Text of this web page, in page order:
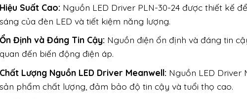
Hiệu Suất Cao: Nguồn LED Driver PLN-30-24 được thiết kế
sáng của đèn LED và tiết kiệm năng lượng.
Ổn Định và Đáng Tin Cậy: Nguồn điện ổn định và đáng tin
quan đến biến động điện áp.
Chất Lượng Nguồn LED Driver Meanwell: Nguồn LED Driver
sản phẩm chất lượng, đảm bảo độ tin cậy và tuổi thọ cao.